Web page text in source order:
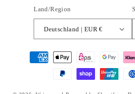
Land/Region
Deutschland | EUR €
Zahlungsmethoden